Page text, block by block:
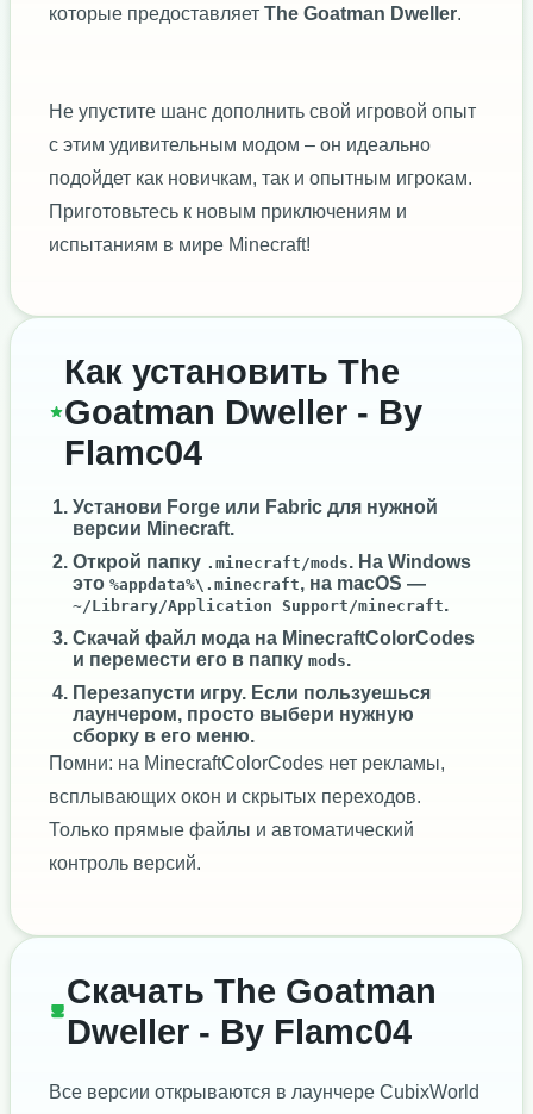
которые предоставляет The Goatman Dweller.
Не упустите шанс дополнить свой игровой опыт
с этим удивительным модом – он идеально
подойдет как новичкам, так и опытным игрокам.
Приготовьтесь к новым приключениям и
испытаниям в мире Minecraft!
Как установить The
Goatman Dweller - By
Flamc04
Установи Forge или Fabric для нужной
версии Minecraft.
Открой папку .minecraft/mods. На Windows
это %appdata%\.minecraft, на macOS —
~/Library/Application Support/minecraft.
Скачай файл мода на MinecraftColorCodes
и перемести его в папку mods.
Перезапусти игру. Если пользуешься
лаунчером, просто выбери нужную
сборку в его меню.
Помни: на MinecraftColorCodes нет рекламы,
всплывающих окон и скрытых переходов.
Только прямые файлы и автоматический
контроль версий.
Скачать The Goatman
Dweller - By Flamc04
Все версии открываются в лаунчере CubixWorld